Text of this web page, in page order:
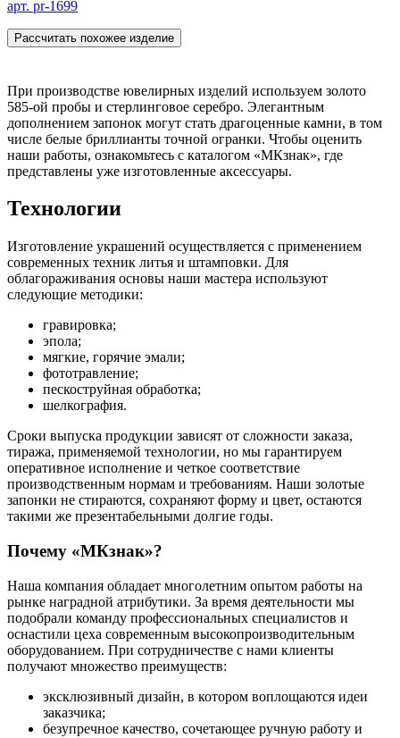
арт. pr-1699
Рассчитать похожее изделие
При производстве ювелирных изделий используем золото
585-ой пробы и стерлинговое серебро. Элегантным
дополнением запонок могут стать драгоценные камни, в том
числе белые бриллианты точной огранки. Чтобы оценить
наши работы, ознакомьтесь с каталогом «МКзнак», где
представлены уже изготовленные аксессуары.
Технологии
Изготовление украшений осуществляется с применением
современных техник литья и штамповки. Для
облагораживания основы наши мастера используют
следующие методики:
гравировка;
эпола;
мягкие, горячие эмали;
фототравление;
пескоструйная обработка;
шелкография.
Сроки выпуска продукции зависят от сложности заказа,
тиража, применяемой технологии, но мы гарантируем
оперативное исполнение и четкое соответствие
производственным нормам и требованиям. Наши золотые
запонки не стираются, сохраняют форму и цвет, остаются
такими же презентабельными долгие годы.
Почему «МКзнак»?
Наша компания обладает многолетним опытом работы на
рынке наградной атрибутики. За время деятельности мы
подобрали команду профессиональных специалистов и
оснастили цеха современным высокопроизводительным
оборудованием. При сотрудничестве с нами клиенты
получают множество преимуществ:
эксклюзивный дизайн, в котором воплощаются идеи
заказчика;
безупречное качество, сочетающее ручную работу и